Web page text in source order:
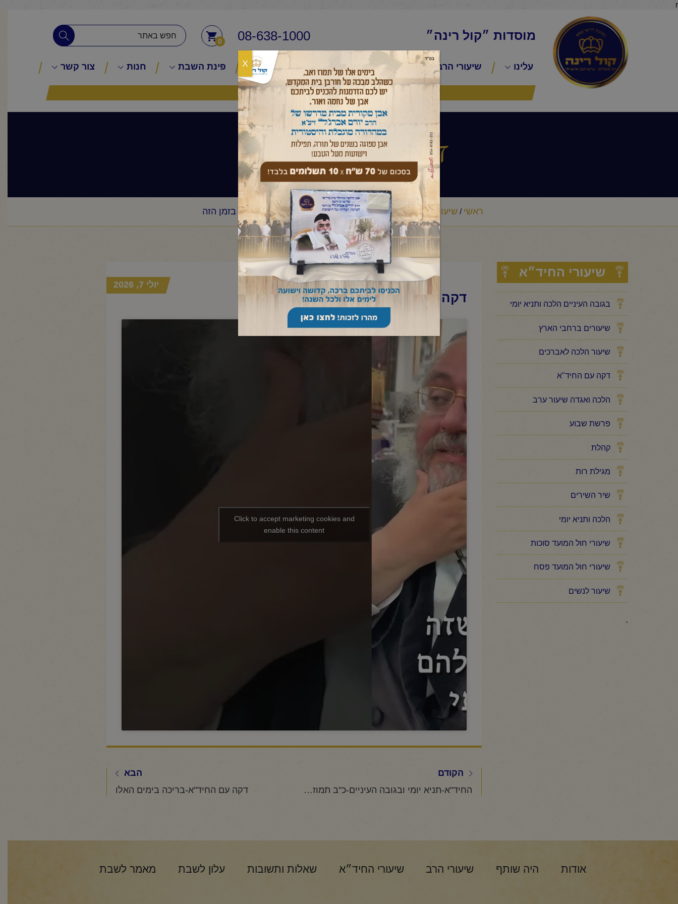
r
מוסדות ״קול רינה״ 08-638-1000
0
עלינו שיעורי הרב שיעורי החיד״א שאלות ותשובות פינת השבת חנות צור קשר
היה שותף
דקה עם החיד"א
ראשי / שיעורי החיד"א / דקה עם החיד"א/דקה עם החיד"א-אירועים בזמן הזה
שיעורי החיד״א
בגובה העיניים הלכה ותניא יומי
שיעורים ברחבי הארץ
שיעור הלכה לאברכים
דקה עם החיד"א
הלכה ואגדה שיעור ערב
פרשת שבוע
קהלת
מגילת רות
שיר השירים
הלכה ותניא יומי
שיעורי חול המועד סוכות
שיעורי חול המועד פסח
שיעור לנשים
`
דקה עם החיד"א-אירועים בזמן הזה
יולי 7, 2026
Click to accept marketing cookies and
enable this content
הקודם
החיד"א-תניא יומי ובגובה העיניים-כ"ב תמוז תשפ"ו
הבא
דקה עם החיד"א-בריכה בימים האלו
אודות היה שותף שיעורי הרב שיעורי החיד״א שאלות ותשובות עלון לשבת מאמר לשבת
X